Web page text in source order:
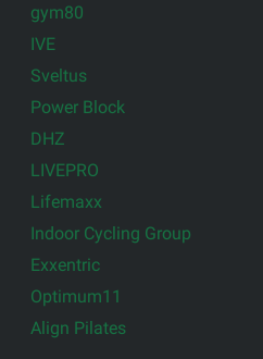
gym80
IVE
Sveltus
Power Block
DHZ
LIVEPRO
Lifemaxx
Indoor Cycling Group
Exxentric
Optimum11
Align Pilates